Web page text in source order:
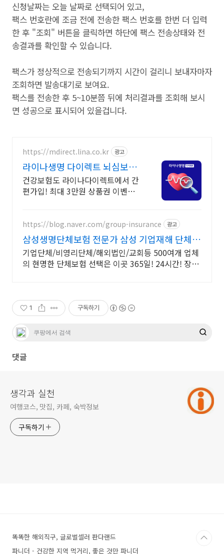
신청날짜는 오늘 날짜로 선택되어 있고,
팩스 번호란에 조금 전에 전송한 팩스 번호를 한번 더 입력
한 후 "조회" 버튼을 클릭하면 하단에 팩스 전송상태와 전
송결과를 확인할 수 있습니다.
팩스가 정상적으로 전송되기까지 시간이 걸리니 보내자마자
조회하면 발송대기로 보여요.
팩스를 전송한 후 5~10분쯤 뒤에 처리결과를 조회해 보시
면 성공으로 표시되어 있을겁니다.
https://mdirect.lina.co.kr 광고
라이나생명 다이렉트 뇌심보험
최대 3만원 상품권 증정
건강보험도 라이나다이렉트에서 간
편가입! 최대 3만원 상품권 이벤트
https://blog.naver.com/group-insurance 광고
삼성생명단체보험 전문가 삼성 기업재해 단체보
장보험
기업단체/비영리단체/해외법인/교회등 500여개 업체
의 현명한 단체보험 선택은 이곳 365일! 24시간! 장소
1 구독하기
댓글
생각과 실천
여행코스, 맛집, 카페, 숙박정보
구독하기
똑똑한 해외직구, 글로벌셀러 판다랜드
파니더 - 건강한 지역 먹거리, 좋은 것만 파니더